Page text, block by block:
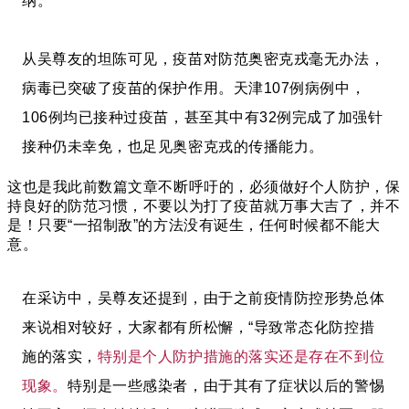
从吴尊友的坦陈可见，疫苗对防范奥密克戎毫无办法，
病毒已突破了疫苗的保护作用。天津107例病例中，
106例均已接种过疫苗，甚至其中有32例完成了加强针
接种仍未幸免，也足见奥密克戎的传播能力。
这也是我此前数篇文章不断呼吁的，必须做好个人防护，保
持良好的防范习惯，不要以为打了疫苗就万事大吉了，并不
是！只要“一招制敌”的方法没有诞生，任何时候都不能大
意。
在采访中，吴尊友还提到，由于之前疫情防控形势总体
来说相对较好，大家都有所松懈，“导致常态化防控措
施的落实， 特别是个人防护措施的落实还是存在不到位
现象。 特别是一些感染者，由于其有了症状以后的警惕